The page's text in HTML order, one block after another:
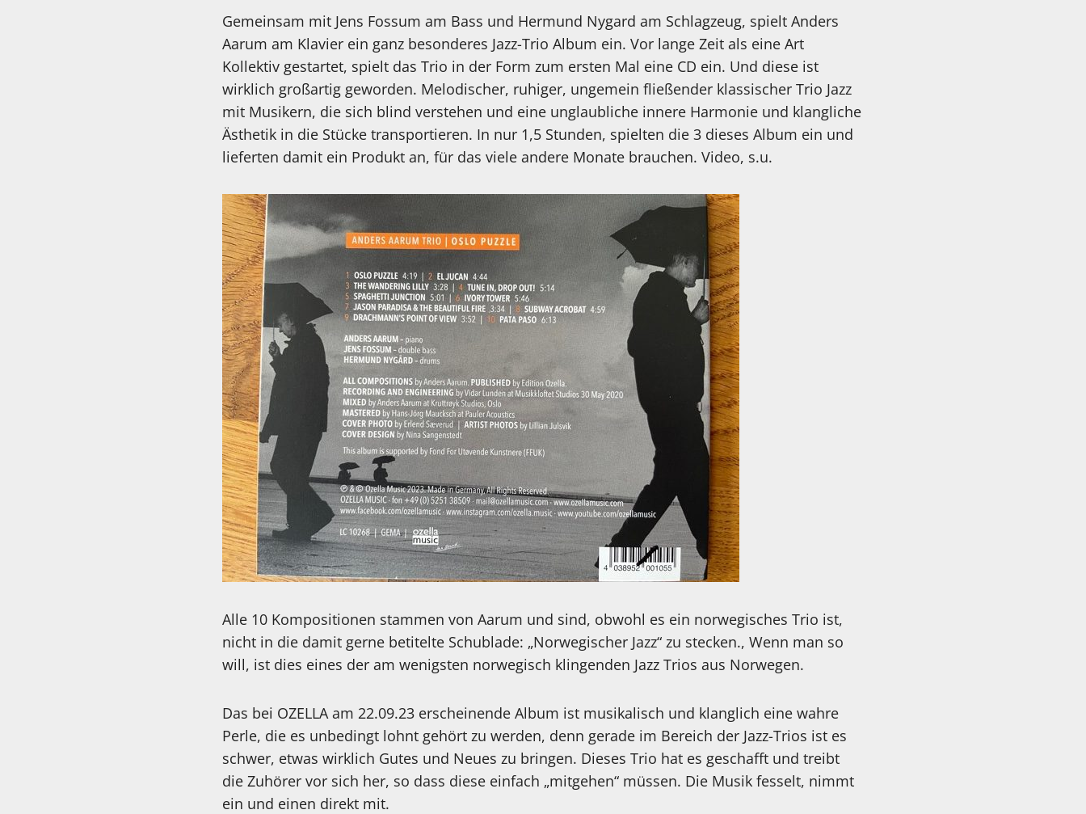
Gemeinsam mit Jens Fossum am Bass und Hermund Nygard am Schlagzeug, spielt Anders
Aarum am Klavier ein ganz besonderes Jazz-Trio Album ein. Vor lange Zeit als eine Art
Kollektiv gestartet, spielt das Trio in der Form zum ersten Mal eine CD ein. Und diese ist
wirklich großartig geworden. Melodischer, ruhiger, ungemein fließender klassischer Trio Jazz
mit Musikern, die sich blind verstehen und eine unglaubliche innere Harmonie und klangliche
Ästhetik in die Stücke transportieren. In nur 1,5 Stunden, spielten die 3 dieses Album ein und
lieferten damit ein Produkt an, für das viele andere Monate brauchen. Video, s.u.
Alle 10 Kompositionen stammen von Aarum und sind, obwohl es ein norwegisches Trio ist,
nicht in die damit gerne betitelte Schublade: „Norwegischer Jazz“ zu stecken., Wenn man so
will, ist dies eines der am wenigsten norwegisch klingenden Jazz Trios aus Norwegen.
Das bei OZELLA am 22.09.23 erscheinende Album ist musikalisch und klanglich eine wahre
Perle, die es unbedingt lohnt gehört zu werden, denn gerade im Bereich der Jazz-Trios ist es
schwer, etwas wirklich Gutes und Neues zu bringen. Dieses Trio hat es geschafft und treibt
die Zuhörer vor sich her, so dass diese einfach „mitgehen“ müssen. Die Musik fesselt, nimmt
ein und einen direkt mit.